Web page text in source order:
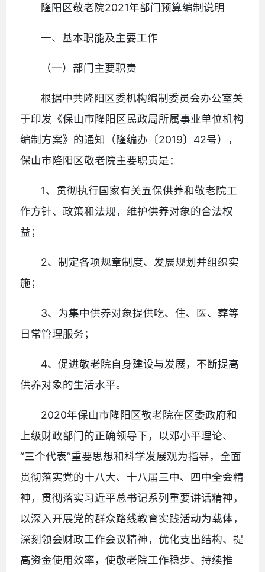
隆阳区敬老院2021年部门预算编制说明
一、基本职能及主要工作
（一）部门主要职责
根据中共隆阳区委机构编制委员会办公室关
于印发《保山市隆阳区民政局所属事业单位机构
编制方案》的通知（隆编办〔2019〕42号），
保山市隆阳区敬老院主要职责是：
1、贯彻执行国家有关五保供养和敬老院工
作方针、政策和法规，维护供养对象的合法权
益；
2、制定各项规章制度、发展规划并组织实
施；
3、为集中供养对象提供吃、住、医、葬等
日常管理服务；
4、促进敬老院自身建设与发展，不断提高
供养对象的生活水平。
2020年保山市隆阳区敬老院在区委政府和
上级财政部门的正确领导下，以邓小平理论、
“三个代表”重要思想和科学发展观为指导，全面
贯彻落实党的十八大、十八届三中、四中全会精
神，贯彻落实习近平总书记系列重要讲话精神，
以深入开展党的群众路线教育实践活动为载体，
深刻领会财政工作会议精神，优化支出结构、提
高资金使用效率，使敬老院工作稳步、持续推